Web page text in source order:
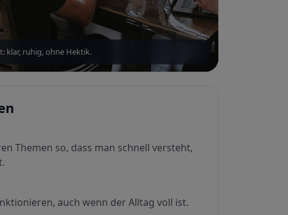
klar, ruhig, ohne Hektik.
Themen so, dass man schnell versteht,
auch wenn der Alltag voll ist.